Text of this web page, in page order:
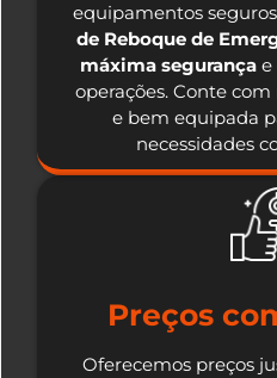
equipamentos
de Reboque de
máxima segurançae
operações. Conte
e bem equipada
necessidades
Preços
Oferecemos preços